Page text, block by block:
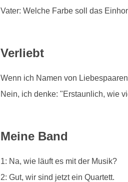
Vater: Welche Farbe soll das
Verliebt
Wenn ich Namen von
Nein, ich denke: "Erstaunlich, wie
Meine Band
1: Na, wie läuft es mit der Musik?
2: Gut, wir sind jetzt ein Quartett.